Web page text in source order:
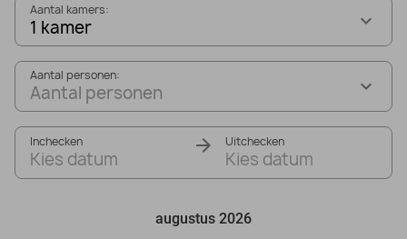
Aantal kamers:
1 kamer
Aantal personen:
Aantal personen
Inchecken
Kies datum
Uitchecken
Kies datum
augustus 2026